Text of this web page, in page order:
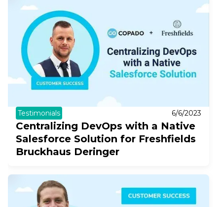
Testimonials 6/6/2023
Centralizing DevOps with a Native
Salesforce Solution for Freshfields
Bruckhaus Deringer